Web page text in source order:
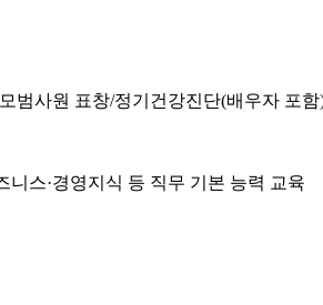
범사원 표창/정기건강진단(배우자 포
니스·경영지식 등 직무 기본 능력 교육